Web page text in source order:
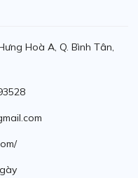
Hoà A, Q. Bình Tân,